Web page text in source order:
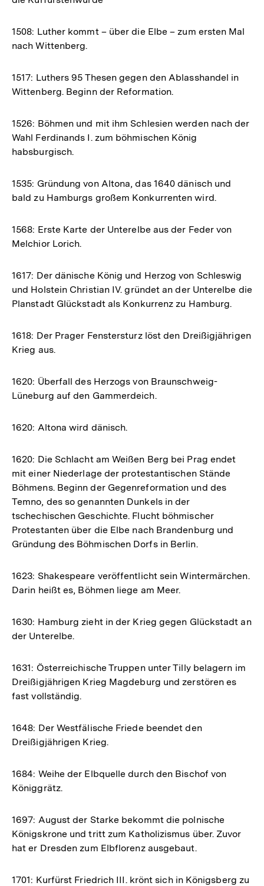
1508: Luther kommt – über die Elbe – zum ersten Mal
nach Wittenberg.
1517: Luthers 95 Thesen gegen den Ablasshandel in
Wittenberg. Beginn der Reformation.
1526: Böhmen und mit ihm Schlesien werden nach der
Wahl Ferdinands I. zum böhmischen König
habsburgisch.
1535: Gründung von Altona, das 1640 dänisch und
bald zu Hamburgs großem Konkurrenten wird.
1568: Erste Karte der Unterelbe aus der Feder von
Melchior Lorich.
1617: Der dänische König und Herzog von Schleswig
und Holstein Christian IV. gründet an der Unterelbe die
Planstadt Glückstadt als Konkurrenz zu Hamburg.
1618: Der Prager Fenstersturz löst den Dreißigjährigen
Krieg aus.
1620: Überfall des Herzogs von Braunschweig-
Lüneburg auf den Gammerdeich.
1620: Altona wird dänisch.
1620: Die Schlacht am Weißen Berg bei Prag endet
mit einer Niederlage der protestantischen Stände
Böhmens. Beginn der Gegenreformation und des
Temno, des so genannten Dunkels in der
tschechischen Geschichte. Flucht böhmischer
Protestanten über die Elbe nach Brandenburg und
Gründung des Böhmischen Dorfs in Berlin.
1623: Shakespeare veröffentlicht sein Wintermärchen.
Darin heißt es, Böhmen liege am Meer.
1630: Hamburg zieht in der Krieg gegen Glückstadt an
der Unterelbe.
1631: Österreichische Truppen unter Tilly belagern im
Dreißigjährigen Krieg Magdeburg und zerstören es
fast vollständig.
1648: Der Westfälische Friede beendet den
Dreißigjährigen Krieg.
1684: Weihe der Elbquelle durch den Bischof von
Königgrätz.
1697: August der Starke bekommt die polnische
Königskrone und tritt zum Katholizismus über. Zuvor
hat er Dresden zum Elbflorenz ausgebaut.
1701: Kurfürst Friedrich III. krönt sich in Königsberg zu